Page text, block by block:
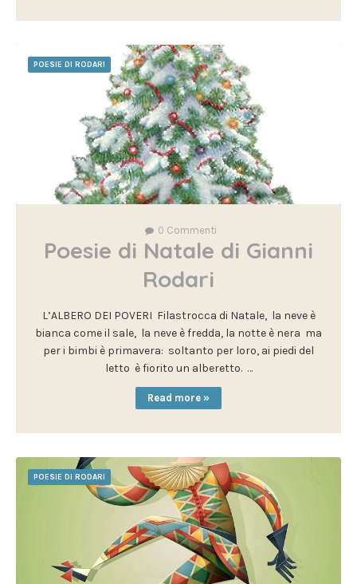
POESIE DI RODARI
0 Commenti
Poesie di Natale di Gianni
Rodari
L’ALBERO DEI POVERI Filastrocca di Natale, la neve è
bianca come il sale, la neve è fredda, la notte è nera ma
per i bimbi è primavera: soltanto per loro, ai piedi del
letto è fiorito un alberetto. …
Read more »
POESIE DI RODARI